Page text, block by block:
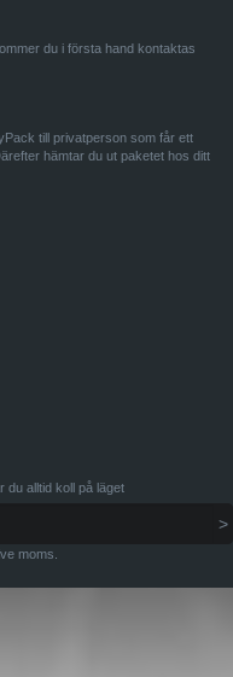
du i första hand kontaktas
till privatperson som får ett
hämtar du ut paketet hos ditt
alltid koll på läget
moms.